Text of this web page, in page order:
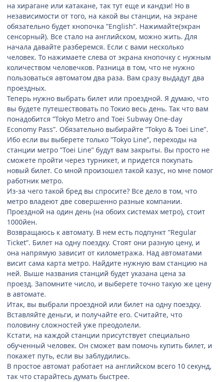
на хирагане или катакане, так тут еще и кандзи! Но в
независимости от того, на какой вы станции, на экране
обязательно будет кнопочка ”English”. Нажимайте(экран
сенсорный). Все стало на английском, можно жить. Для
начала давайте разберемся. Если с вами несколько
человек. То нажимаете слева от экрана кнопочку с нужным
количеством человечков. Разница в том, что не нужно
пользоваться автоматом два раза. Вам сразу выдадут два
проездных.
Теперь нужно выбрать билет или проездной. Я думаю, что
вы будете путешествовать по Токио весь день. Так что вам
понадобится ”Tokyo Metro and Toei Subway One-day
Economy Pass”. Обязательно выбирайте ”Tokyo & Toei Line”.
Ибо если вы выберете только ”Tokyo Line”, переходы на
станции метро ”Toei Line” будут вам закрыты. Вы просто не
сможете пройти через турникет, и придется покупать
новый билет. Со мной произошел такой казус, но мне помог
работник метро.
Из-за чего такой бред вы спросите? Все дело в том, что
метро владеют две совершенно разные компании.
Проездной на один день (на обоих системах метро), стоит
1000йен.
Возвращаюсь к автомату. В нем есть подпункт ”Regular
Ticket”. Билет на одну поездку. Стоят они разную цену, и
она напрямую зависит от километража. Над автоматами
висит сама карта метро. Найдите нужную вам станцию на
ней. Выше названия станций будет указана цена за
проезд. Запомните число, и выберете точно такую же цену
в автомате.
Итак, вы выбрали проездной или билет на одну поездку.
Вставляйте деньги, и получайте его. Считайте, что
половину сложностей уже преодолели.
Кстати, на каждой станции присутствует специально
обученный человек. Он сможет вам помочь купить билет, и
покажет путь, если вы заблудились.
В простое автомат работает на английском всего 10 секунд,
так что старайтесь думать быстрее.